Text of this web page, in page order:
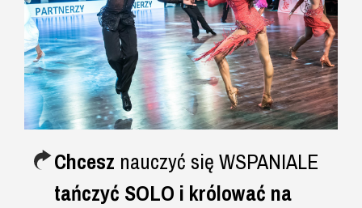
Chcesz nauczyć się WSPANIALE
tańczyć SOLO i królować na